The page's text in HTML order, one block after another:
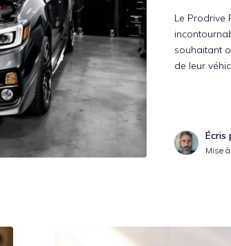
Le Prodrive
souhaitant
de leur
Écris
Mise